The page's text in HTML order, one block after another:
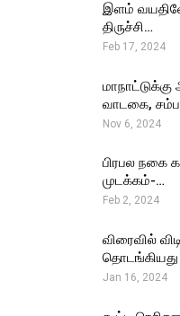
இளம்
திருச்சி…
Feb 17, 2024
வாடகை,
Nov 6, 2024
பிரபல நகை
முடக்கம்-…
Feb 2, 2024
விரைவில்
தொடங்கியது
Jan 16, 2024